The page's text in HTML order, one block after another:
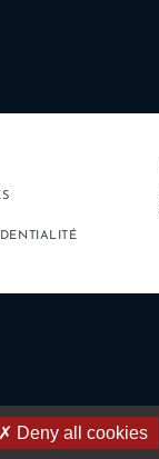
Deny all cookies